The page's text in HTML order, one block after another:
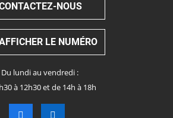
NOUS
LE NUMÉRO
Du lundi au vendredi :
à 12h30 et de 14h à 18h